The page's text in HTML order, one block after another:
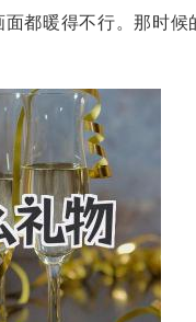
都暖得不行。那时候